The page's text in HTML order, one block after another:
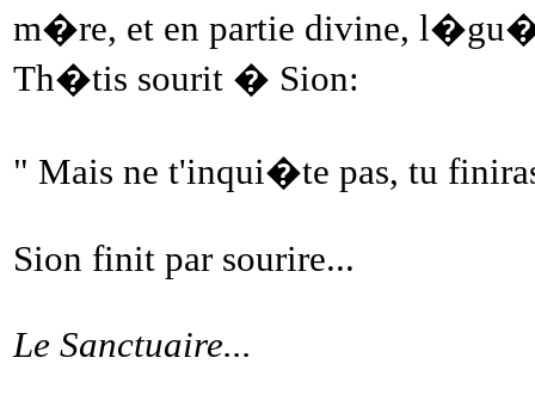
m�re, et en partie divine,
Th�tis sourit � Sion:
" Mais ne t'inqui�te pas, tu
Sion finit par sourire...
Le Sanctuaire...